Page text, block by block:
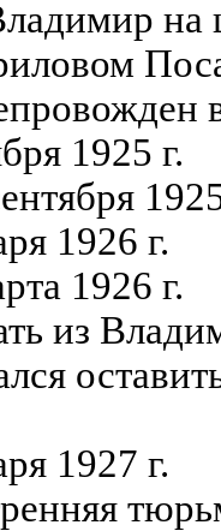
на
1925 г.
1926 г.
1926 г.
из
1927 г.